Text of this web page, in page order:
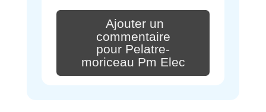
Ajouter un
commentaire
pour Pelatre-
moriceau Pm Elec